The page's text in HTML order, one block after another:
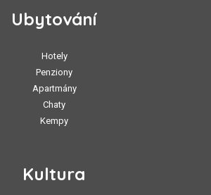
Ubytování
Hotely
Penziony
Apartmány
Chaty
Kempy
Kultura